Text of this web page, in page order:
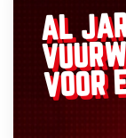
AL
VOOR